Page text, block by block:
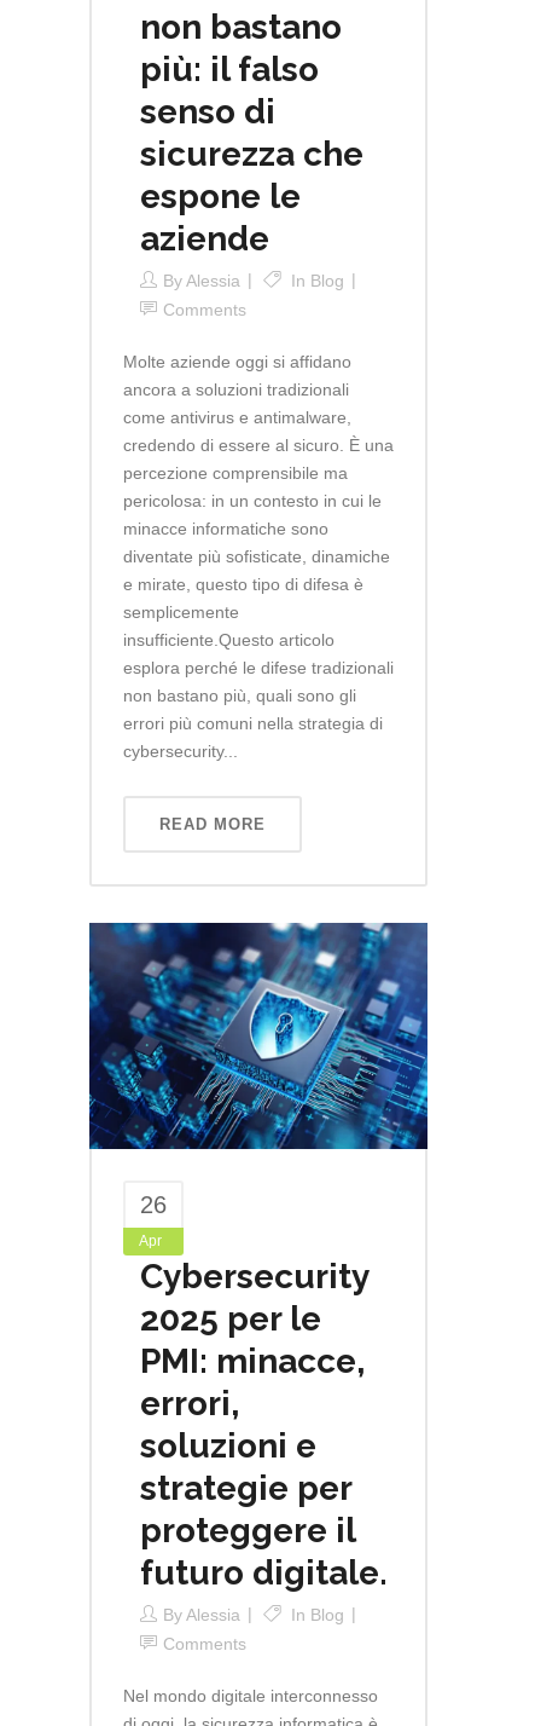
non bastano
più: il falso
senso di
sicurezza che
espone le
aziende
ByAlessia In Blog
Comments
Molte aziende oggi si affidano
ancora a soluzioni tradizionali
come antivirus e antimalware,
credendo di essere al sicuro. È una
percezione comprensibile ma
pericolosa: in un contesto in cui le
minacce informatiche sono
diventate più sofisticate, dinamiche
e mirate, questo tipo di difesa è
semplicemente
insufficiente.Questo articolo
esplora perché le difese tradizionali
non bastano più, quali sono gli
errori più comuni nella strategia di
cybersecurity...
READ MORE
26
Apr
Cybersecurity
2025 per le
PMI: minacce,
errori,
soluzioni e
strategie per
proteggere il
futuro digitale.
ByAlessia In Blog
Comments
Nel mondo digitale interconnesso